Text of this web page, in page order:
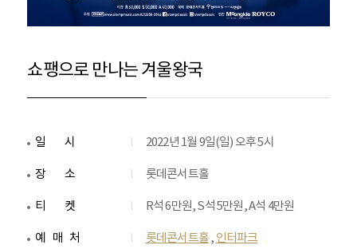
쇼팽으로 만나는 겨울왕국
일시 2022년 1월 9일(일) 오후 5시
장소 롯데콘서트홀
티켓 R석 6만원, S석 5만원, A석 4만원
예매처 롯데콘서트홀, 인터파크